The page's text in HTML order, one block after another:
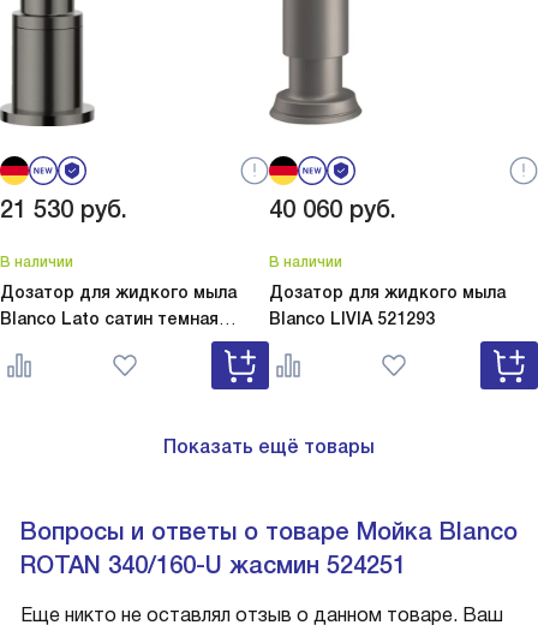
21 530 руб.
В наличии
Дозатор для жидкого мыла
Blanco Lato сатин темная
Lato сатин темная сталь
527743
40 060 руб.
В наличии
Дозатор для жидкого мыла
Blanco LIVIA 521293
Показать ещё товары
Вопросы и ответы о товаре Мойка Blanco
ROTAN 340/160-U жасмин 524251
Еще никто не оставлял отзыв о данном товаре. Ваш